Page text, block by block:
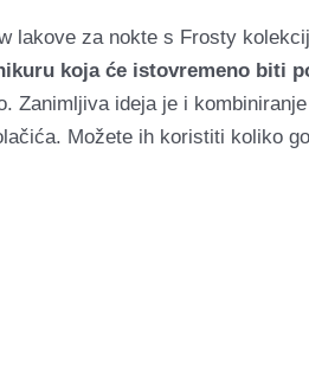
lakove za nokte s Frosty
koja će istovremeno biti
Zanimljiva ideja je i
Možete ih koristiti koliko